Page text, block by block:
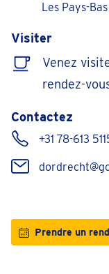
Les Pays-Bas
Visiter
Venez
rendez-
Contactez
+31 78-613
Prendre un